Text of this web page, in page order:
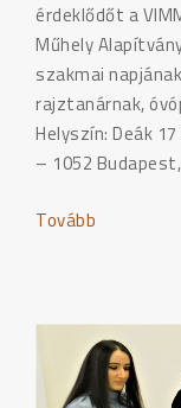
érdeklődőt a
Műhely
szakmai
rajztanárnak,
Helyszín: Deák
– 1052
Tovább